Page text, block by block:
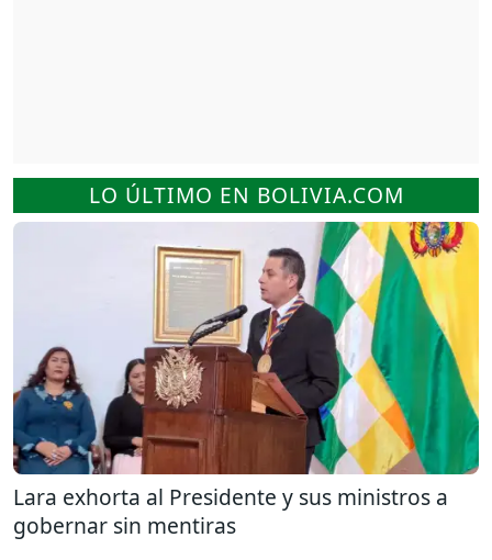
LO ÚLTIMO EN BOLIVIA.COM
Lara exhorta al Presidente y sus ministros a
gobernar sin mentiras